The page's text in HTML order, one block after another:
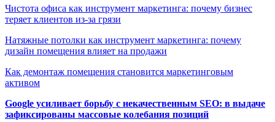
Чистота офиса как инструмент маркетинга: почему бизнес
теряет клиентов из-за грязи
Натяжные потолки как инструмент маркетинга: почему
дизайн помещения влияет на продажи
Как демонтаж помещения становится маркетинговым
активом
Google усиливает борьбу с некачественным SEO: в выдаче
зафиксированы массовые колебания позиций